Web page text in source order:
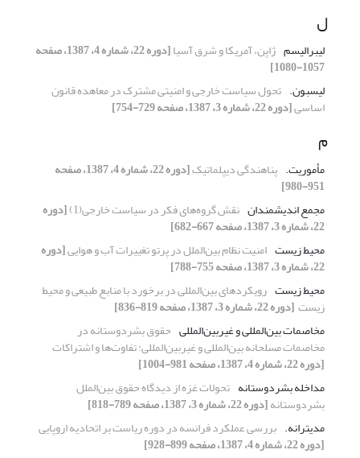
ل
لیبرالیسم ژاپن، آمریکا و شرق آسیا [دوره 22، شماره 4، 1387، صفحه
1057-1080]
لیسبون.‏
تحول سیاست خارجی و امنیتی مشترک‎ ‎در معاهده ‏قانون
اساسی[دوره 22، شماره 3، 1387، صفحه 729-754]
م
مأموریت.‏ پناهندگی دیپلماتیک [دوره 22، شماره 4، 1387، صفحه
951-980]
مجمع اندیشمندان نقش گروه‌های فکر در سیاست خارجی(1)‏ [دوره
22، شماره 3، 1387، صفحه 667-682]
محیط ‏زیست امنیت نظام بین‌الملل در پرتو تغییرات آب و هوایی[دوره
22، شماره 3، 1387، صفحه 755-788]
محیط زیست رویکردهای بین‌المللی در برخورد با منابع طبیعی و ‏محیط
زیست ‏[دوره 22، شماره 3، 1387، صفحه 819-836]
مخاصمات بین‌المللی و غیربین‌المللی حقوق بشردوستانه در
مخاصمات مسلحانه ‏بین‌المللی و غیربین‌المللی: تفاوت‌ها و اشتراکات
[دوره 22، شماره 4، 1387، صفحه 981-1004]
مداخله بشردوستانه تحولات غزه از دیدگاه حقوق بین‌الملل
بشردوستانه[دوره 22، شماره 3، 1387، صفحه 789-818]
مدیترانه.‏ بررسی عملکرد فرانسه در دوره ریاست بر اتحادیه ‏اروپایی
[دوره 22، شماره 4، 1387، صفحه 899-928]